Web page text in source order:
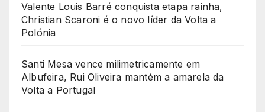
Valente Louis Barré conquista etapa rainha,
Christian Scaroni é o novo líder da Volta a
Polónia
Santi Mesa vence milimetricamente em
Albufeira, Rui Oliveira mantém a amarela da
Volta a Portugal